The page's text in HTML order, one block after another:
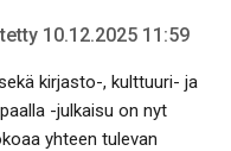
10.12.2025 11:59
kirjasto-, kulttuuri- ja
-julkaisu on nyt
yhteen tulevan